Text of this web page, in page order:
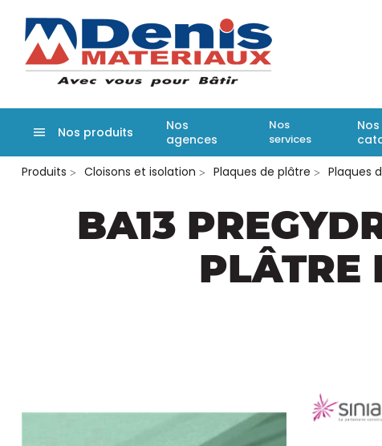
Aller
Nos produits
Nos
agences
Nos
services
Nos
Produits
Cloisons et isolation Plaques de plâtre Plaques
BA13
PLÂTRE